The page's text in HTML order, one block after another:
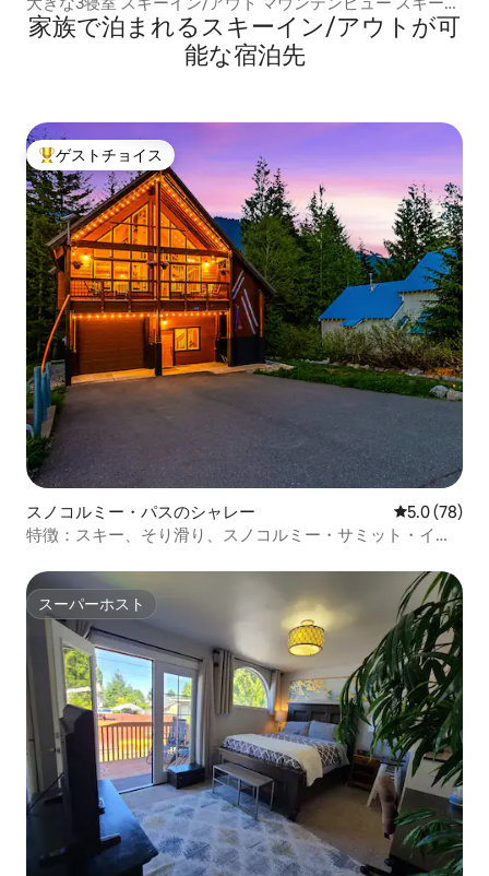
ン/アウト 犬F
家族で泊まれるスキーイン/アウトが可
能な宿泊先
大好評のゲストチョイスです。
ゲストチョイス
スノコルミー・パスのシャレー レビュー78
5.0 (78)
特徴：スキー、そり滑り、スノコルミー・サミット・イー
スーパーホスト
スーパーホスト